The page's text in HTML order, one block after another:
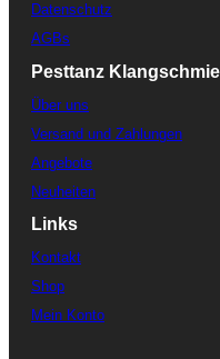
Datenschutz
AGBs
Pesttanz
Über uns
Versand und Zahlungen
Angebote
Neuheiten
Links
Kontakt
Shop
Mein Konto